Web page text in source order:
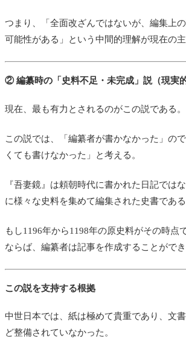
つまり、「全面改ざんではないが、編集上
可能性がある」という中間的理解が現在の主
② 編纂時の「史料不足・未完成」説（現実
現在、最も有力とされるのがこの説である。
この説では、「編纂者が書かなかった」の
くても書けなかった」と考える。
『吾妻鏡』は頼朝時代に書かれた日記では
に様々な史料を集めて編集された史書である
もし1196年から1198年の原史料がその時点
ならば、編纂者は記事を作成することができ
この説を支持する根拠
中世日本では、紙は極めて貴重であり、文
ど整備されていなかった。